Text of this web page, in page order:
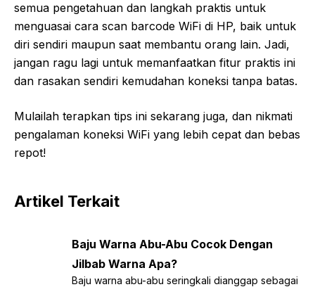
semua pengetahuan dan langkah praktis untuk
menguasai cara scan barcode WiFi di HP, baik untuk
diri sendiri maupun saat membantu orang lain. Jadi,
jangan ragu lagi untuk memanfaatkan fitur praktis ini
dan rasakan sendiri kemudahan koneksi tanpa batas.
Mulailah terapkan tips ini sekarang juga, dan nikmati
pengalaman koneksi WiFi yang lebih cepat dan bebas
repot!
Artikel Terkait
Baju Warna Abu-Abu Cocok Dengan
Jilbab Warna Apa?
Baju warna abu-abu seringkali dianggap sebagai